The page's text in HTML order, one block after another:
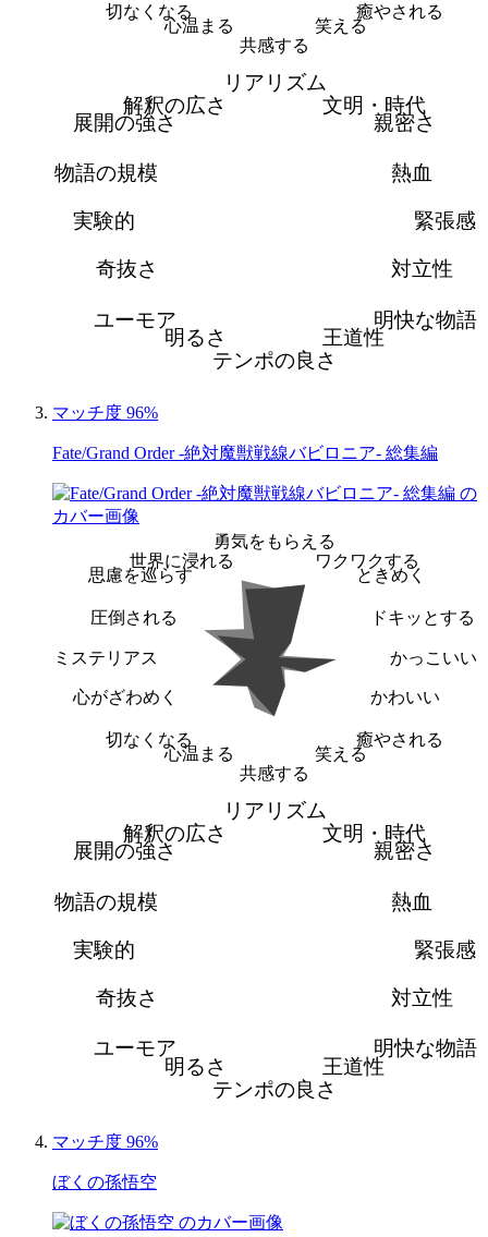
癒やされる
笑える
共感する
心温まる
切なくなる
リアリズム
文明・時代
親密さ
熱血
緊張感
対立性
明快な物語
王道性
テンポの良さ
明るさ
ユーモア
奇抜さ
実験的
物語の規模
展開の強さ
解釈の広さ
マッチ度 96%
Fate/Grand Order -絶対魔獣戦線バビロニア- 総集編
勇気をもらえる
ワクワクする
ときめく
ドキッとする
かっこいい
かわいい
癒やされる
笑える
共感する
心温まる
切なくなる
心がざわめく
ミステリアス
圧倒される
思慮を巡らす
世界に浸れる
リアリズム
文明・時代
親密さ
熱血
緊張感
対立性
明快な物語
王道性
テンポの良さ
明るさ
ユーモア
奇抜さ
実験的
物語の規模
展開の強さ
解釈の広さ
マッチ度 96%
ぼくの孫悟空